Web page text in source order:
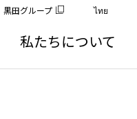
私たちについて
黒田グループ ไทย